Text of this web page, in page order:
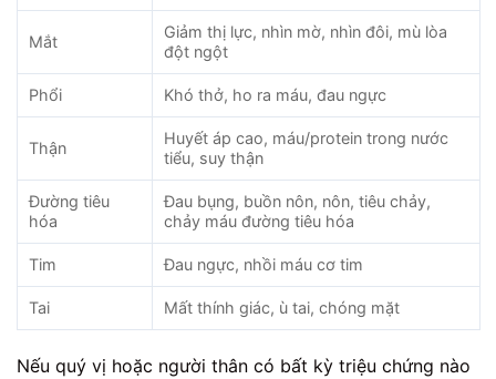
Mắt
Giảm thị lực, nhìn mờ, nhìn đôi, mù lòa
đột ngột
Phổi Khó thở, ho ra máu, đau ngực
Thận
Huyết áp cao, máu/protein trong nước
tiểu, suy thận
Đường tiêu
hóa
Đau bụng, buồn nôn, nôn, tiêu chảy,
chảy máu đường tiêu hóa
Tim Đau ngực, nhồi máu cơ tim
Tai Mất thính giác, ù tai, chóng mặt
Nếu quý vị hoặc người thân có bất kỳ triệu chứng nào